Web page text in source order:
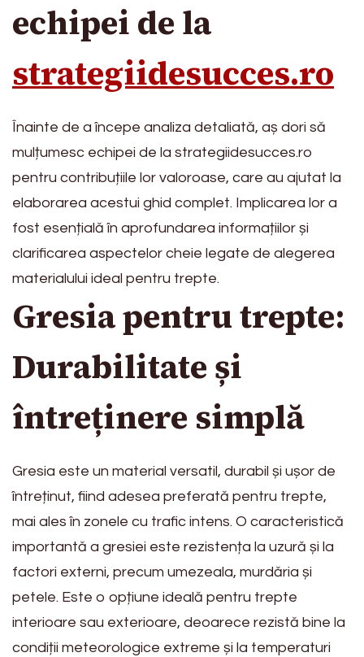
echipei de la
strategiidesucces.ro
Înainte de a începe analiza detaliată, aș dori să
mulțumesc echipei de la strategiidesucces.ro
pentru contribuțiile lor valoroase, care au ajutat la
elaborarea acestui ghid complet. Implicarea lor a
fost esențială în aprofundarea informațiilor și
clarificarea aspectelor cheie legate de alegerea
materialului ideal pentru trepte.
Gresia pentru trepte:
Durabilitate și
întreținere simplă
Gresia este un material versatil, durabil și ușor de
întreținut, fiind adesea preferată pentru trepte,
mai ales în zonele cu trafic intens. O caracteristică
importantă a gresiei este rezistența la uzură și la
factori externi, precum umezeala, murdăria și
petele. Este o opțiune ideală pentru trepte
interioare sau exterioare, deoarece rezistă bine la
condiții meteorologice extreme și la temperaturi